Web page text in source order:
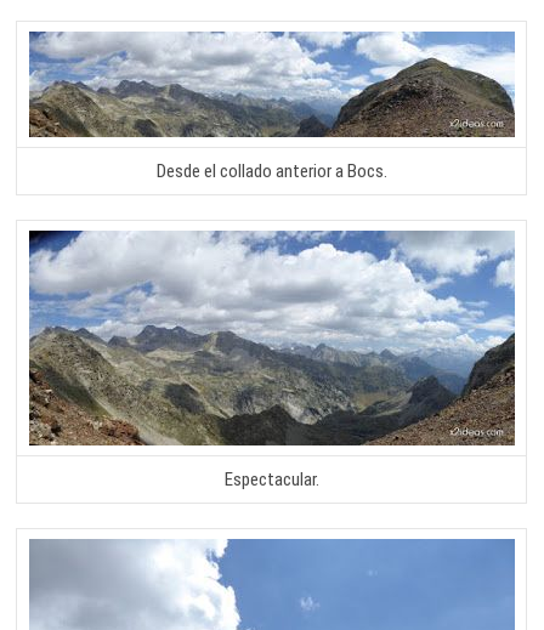
Desde el collado anterior a Bocs.
Espectacular.